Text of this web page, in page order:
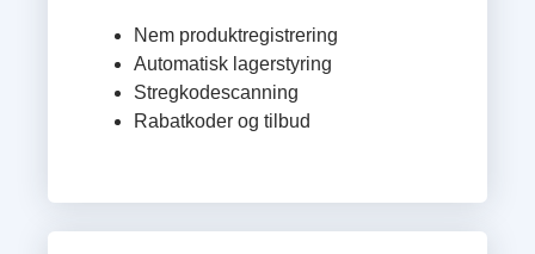
Nem produktregistrering
Automatisk lagerstyring
Stregkodescanning
Rabatkoder og tilbud